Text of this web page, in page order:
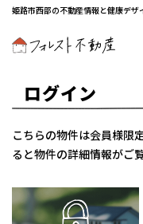
姫路市西部の不動産情報と健康デザ
ログイン
こちらの物件は会員様限
ると物件の詳細情報がご